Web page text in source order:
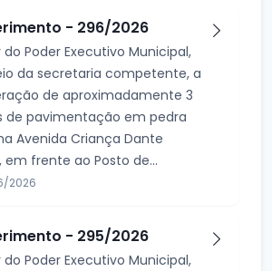
- 296/2026
do Poder Executivo Municipal,
da secretaria competente, a
de aproximadamente 3
de pavimentação em pedra
Avenida Criança Dante
em frente ao Posto de...
2026
- 295/2026
do Poder Executivo Municipal,